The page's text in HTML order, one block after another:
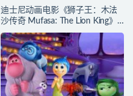
迪士尼动画电影《狮子王：木法
沙传奇 Mufasa: The Lion King》
多国语言(含国语)+多国字幕(含中
文) 官方纯净收藏版
720P/MKV/6.61G 动画片下载